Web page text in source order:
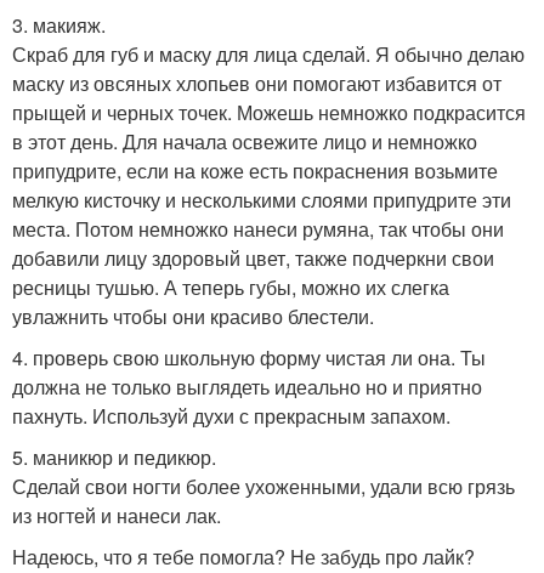
3. макияж.
Скраб для губ и маску для лица сделай. Я обычно делаю
маску из овсяных хлопьев они помогают избавится от
прыщей и черных точек. Можешь немножко подкрасится
в этот день. Для начала освежите лицо и немножко
припудрите, если на коже есть покраснения возьмите
мелкую кисточку и несколькими слоями припудрите эти
места. Потом немножко нанеси румяна, так чтобы они
добавили лицу здоровый цвет, также подчеркни свои
ресницы тушью. А теперь губы, можно их слегка
увлажнить чтобы они красиво блестели.
4. проверь свою школьную форму чистая ли она. Ты
должна не только выглядеть идеально но и приятно
пахнуть. Используй духи с прекрасным запахом.
5. маникюр и педикюр.
Сделай свои ногти более ухоженными, удали всю грязь
из ногтей и нанеси лак.
Надеюсь, что я тебе помогла? Не забудь про лайк?